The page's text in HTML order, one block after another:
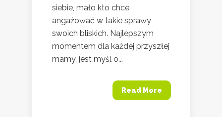
siebie, mało kto chce
angażować w takie sprawy
swoich bliskich. Najlepszym
momentem dla każdej przyszłej
mamy, jest myśl o...
Read More